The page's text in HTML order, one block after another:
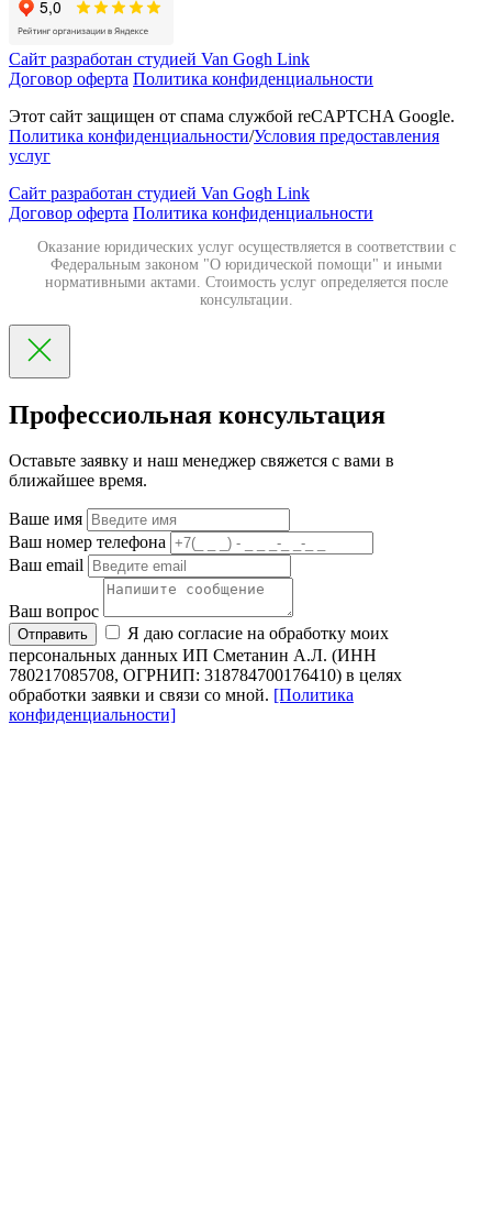
Сайт разработан студией Van Gogh Link
Договор оферта Политика конфиденциальности
Этот сайт защищен от спама службой reCAPTCHA Google.
Политика конфиденциальности/Условия предоставления
услуг
Сайт разработан студией Van Gogh Link
Договор оферта Политика конфиденциальности
Оказание юридических услуг осуществляется в соответствии с
Федеральным законом "О юридической помощи" и иными
нормативными актами. Стоимость услуг определяется после
консультации.
Профессиольная консультация
Оставьте заявку и наш менеджер свяжется с вами в
ближайшее время.
Ваше имя
Ваш номер телефона
Ваш email
Ваш вопрос
Отправить
Я даю согласие на обработку моих
персональных данных ИП Сметанин А.Л. (ИНН
780217085708, ОГРНИП: 318784700176410) в целях
обработки заявки и связи со мной. [Политика
конфиденциальности]